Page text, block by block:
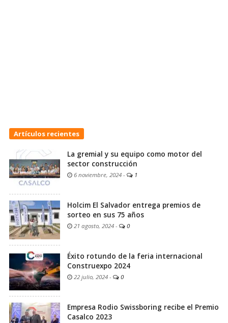
Artículos recientes
La gremial y su equipo como motor del
sector construcción
6 noviembre, 2024 - 1
Holcim El Salvador entrega premios de
sorteo en sus 75 años
21 agosto, 2024 - 0
Éxito rotundo de la feria internacional
Construexpo 2024
22 julio, 2024 - 0
Empresa Rodio Swissboring recibe el Premio
Casalco 2023